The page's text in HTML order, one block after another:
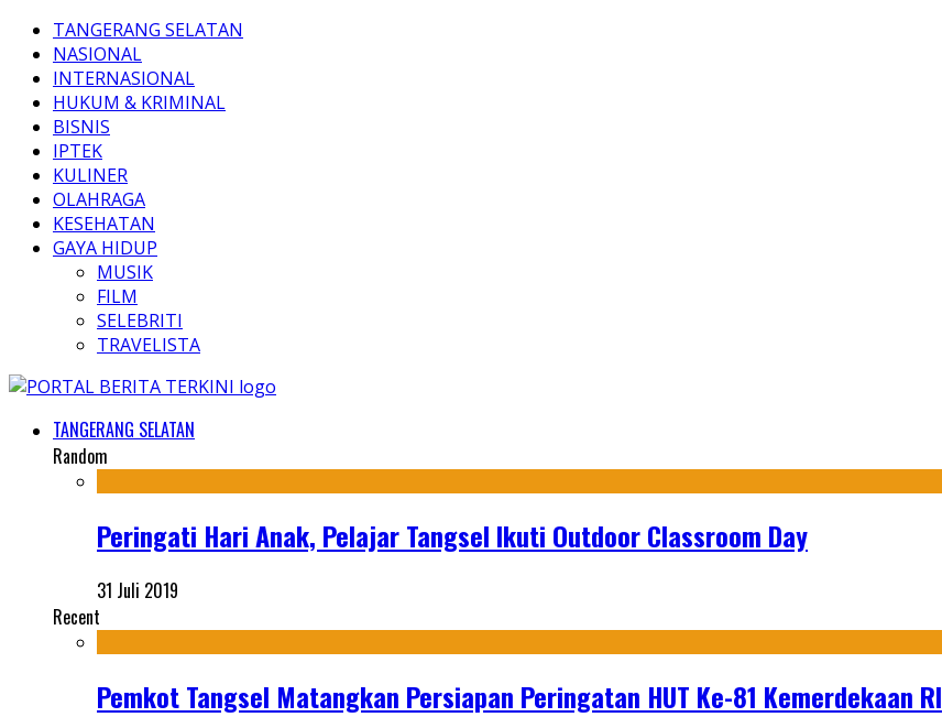
TANGERANG SELATAN
NASIONAL
INTERNASIONAL
HUKUM & KRIMINAL
BISNIS
IPTEK
KULINER
OLAHRAGA
KESEHATAN
GAYA HIDUP
MUSIK
FILM
SELEBRITI
TRAVELISTA
TANGERANG SELATAN
Random
Peringati Hari Anak, Pelajar Tangsel Ikuti Outdoor Classroom Day
31 Juli 2019
Recent
Pemkot Tangsel Matangkan Persiapan Peringatan HUT Ke-81 Kemerdekaan RI